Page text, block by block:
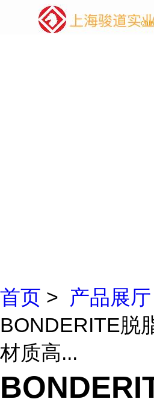
首页 > 产品展厅
BONDERITE脱
材质高...